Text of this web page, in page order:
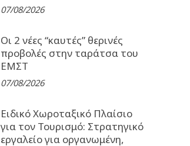
07/08/2026
Οι 2 νέες “καυτές” θερινές
προβολές στην ταράτσα του
ΕΜΣΤ
07/08/2026
Ειδικό Χωροταξικό Πλαίσιο
για τον Τουρισμό: Στρατηγικό
εργαλείο για οργανωμένη,